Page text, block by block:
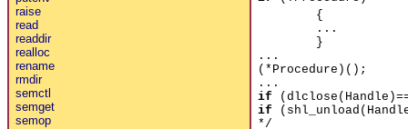
raise
read
readdir
realloc
rename
rmdir
semctl
semget
semop
{
...
}
...
(*Procedure)();
...
if
if
*/